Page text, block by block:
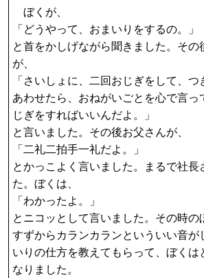
ぼくが、
「どうやって、おまいりをするの。」
と首をかしげながら聞きました。その
が、
「さいしょに、二回おじぎをして、
あわせたら、おねがいごとを心で言っ
じぎをすればいいんだよ。」
と言いました。その後お父さんが、
「二礼二拍手一礼だよ。」
とかっこよく言いました。まるで社長
た。ぼくは、
「わかったよ。」
とニコッとして言いました。その時の
すずからカランカランといういい音が
いりの仕方を教えてもらって、ぼくは
なりました。